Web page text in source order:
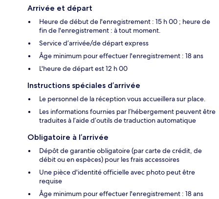
Arrivée et départ
Heure de début de l'enregistrement : 15 h 00 ; heure de
fin de l'enregistrement : à tout moment.
Service d’arrivée/de départ express
Âge minimum pour effectuer l'enregistrement : 18 ans
L'heure de départ est 12 h 00
Instructions spéciales d’arrivée
Le personnel de la réception vous accueillera sur place.
Les informations fournies par l’hébergement peuvent être
traduites à l’aide d’outils de traduction automatique
Obligatoire à l’arrivée
Dépôt de garantie obligatoire (par carte de crédit, de
débit ou en espèces) pour les frais accessoires
Une pièce d'identité officielle avec photo peut être
requise
Âge minimum pour effectuer l'enregistrement : 18 ans